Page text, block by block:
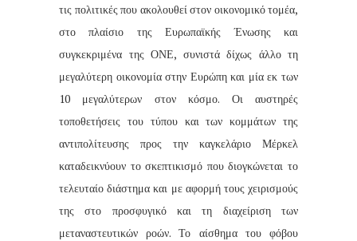
τις πολιτικές που ακολουθεί στον οικονομικό τομέα,
στο πλαίσιο της Ευρωπαϊκής Ένωσης και
συγκεκριμένα της ΟΝΕ, συνιστά δίχως άλλο τη
μεγαλύτερη οικονομία στην Ευρώπη και μία εκ των
10 μεγαλύτερων στον κόσμο. Οι αυστηρές
τοποθετήσεις του τύπου και των κομμάτων της
αντιπολίτευσης προς την καγκελάριο Μέρκελ
καταδεικνύουν το σκεπτικισμό που διογκώνεται το
τελευταίο διάστημα και με αφορμή τους χειρισμούς
της στο προσφυγικό και τη διαχείριση των
μεταναστευτικών ροών. Το αίσθημα του φόβου